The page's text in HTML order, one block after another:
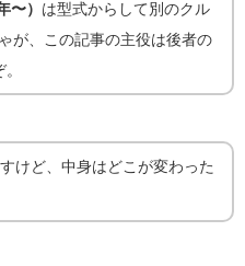
〜） は型式からして別のクル
が、この記事の主役は後者の
化とボディ剛性強化
けど、中身はどこが変わった